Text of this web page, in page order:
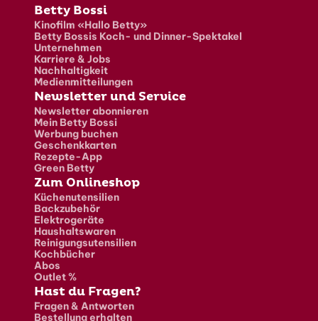
Fusszeile
Betty Bossi
Kinofilm «Hallo Betty»
Betty Bossis Koch- und Dinner-Spektakel
Unternehmen
Karriere & Jobs
Nachhaltigkeit
Medienmitteilungen
Newsletter und Service
Newsletter abonnieren
Mein Betty Bossi
Werbung buchen
Geschenkkarten
Rezepte-App
Green Betty
Zum Onlineshop
Küchenutensilien
Backzubehör
Elektrogeräte
Haushaltswaren
Reinigungsutensilien
Kochbücher
Abos
Outlet %
Hast du Fragen?
Fragen & Antworten
Bestellung erhalten